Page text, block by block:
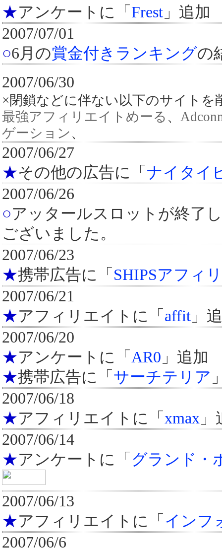
★アンケートに「 Frest 」追加
2007/07/01
○6月の賞金付きランキングの
2007/06/30
×閉鎖などに伴ない以下のサイトを
最強アフィリエイトめーる 、
ゲーション 、
2007/06/27
★その他の広告に「 ナイタイ
2007/06/26
○アッタールスロットが終了
ございました。
2007/06/23
★携帯広告に「 SHIPSアフィ
2007/06/21
★アフィリエイトに「 affit 」
2007/06/20
★アンケートに「 AR0 」追加
★携帯広告に「 サーチテリア
2007/06/18
★アフィリエイトに「 xmax
2007/06/14
★アンケートに「 グランド・
2007/06/13
★アフィリエイトに「 インフ
2007/06/6